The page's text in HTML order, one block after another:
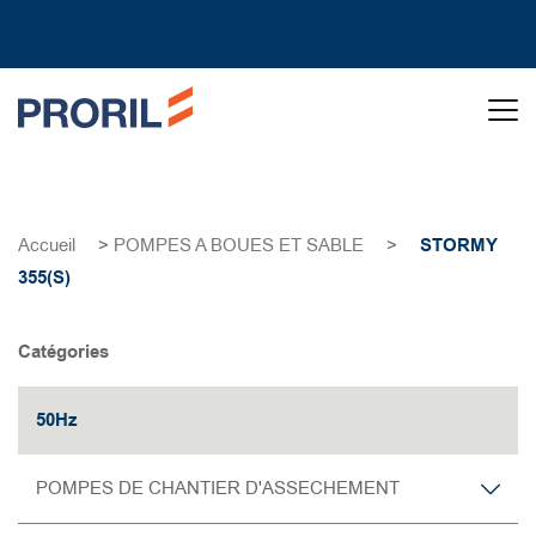
Accueil > POMPES A BOUES ET SABLE >
STORMY
355(S)
Catégories
50Hz
POMPES DE CHANTIER D'ASSECHEMENT